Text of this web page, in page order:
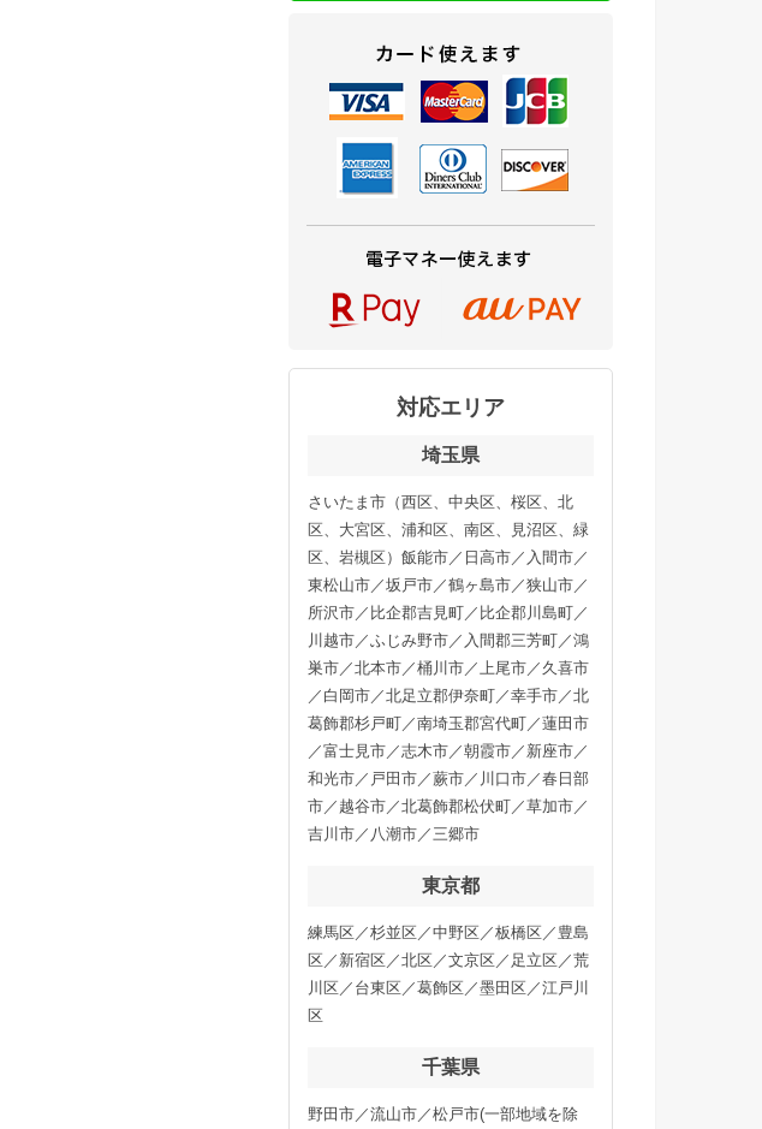
対応エリア
埼玉県
さいたま市（西区、中央区、桜区、北
区、大宮区、浦和区、南区、見沼区、緑
区、岩槻区）飯能市／日高市／入間市／
東松山市／坂戸市／鶴ヶ島市／狭山市／
所沢市／比企郡吉見町／比企郡川島町／
川越市／ふじみ野市／入間郡三芳町／鴻
巣市／北本市／桶川市／上尾市／久喜市
／白岡市／北足立郡伊奈町／幸手市／北
葛飾郡杉戸町／南埼玉郡宮代町／蓮田市
／富士見市／志木市／朝霞市／新座市／
和光市／戸田市／蕨市／川口市／春日部
市／越谷市／北葛飾郡松伏町／草加市／
吉川市／八潮市／三郷市
東京都
練馬区／杉並区／中野区／板橋区／豊島
区／新宿区／北区／文京区／足立区／荒
川区／台東区／葛飾区／墨田区／江戸川
区
千葉県
野田市／流山市／松戸市(一部地域を除